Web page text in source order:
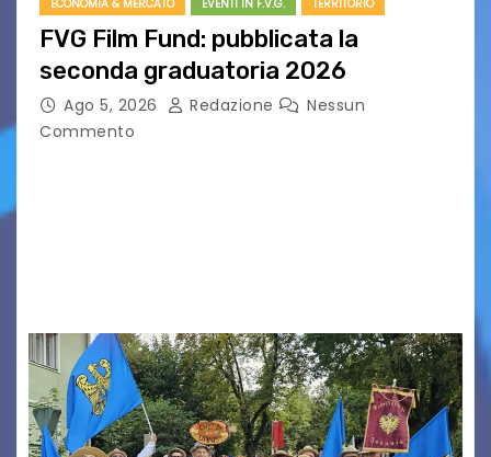
ECONOMIA & MERCATO EVENTI IN F.V.G. TERRITORIO
FVG Film Fund: pubblicata la
seconda graduatoria 2026
Ago 5, 2026 Redazione
Nessun
Commento